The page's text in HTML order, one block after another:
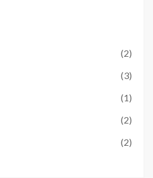
(2)
(3)
(1)
(2)
(2)